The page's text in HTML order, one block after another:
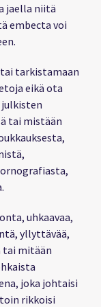
jaella niitä
embecta voi
tarkistamaan
eikä ota
tai mistään
uhkaavaa,
yllyttävää,
tai mitään
joka johtaisi
rikkoisi